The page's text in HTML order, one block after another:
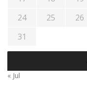
24
25 26
31
« Jul